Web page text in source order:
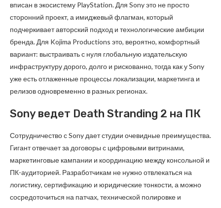
вписан в экосистему PlayStation. Для Sony это не просто
сторонний проект, а имиджевый флагман, который
подчеркивает авторский подход и технологические амбиции
бренда. Для Kojima Productions это, вероятно, комфортный
вариант: выстраивать с нуля глобальную издательскую
инфраструктуру дорого, долго и рискованно, тогда как у Sony
уже есть отлаженные процессы локализации, маркетинга и
релизов одновременно в разных регионах.
Sony ведет Death Stranding 2 на ПК
Сотрудничество с Sony дает студии очевидные преимущества.
Гигант отвечает за договоры с цифровыми витринами,
маркетинговые кампании и координацию между консольной и
ПК-аудиторией. Разработчикам не нужно отвлекаться на
логистику, сертификацию и юридические тонкости, а можно
сосредоточиться на патчах, технической полировке и